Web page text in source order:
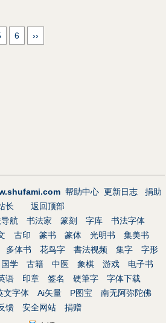
6 ››
帮助中心 更新日志
捐助
长
返回顶部
航 书法家 篆刻 字库
书法字体
古印 篆书 篆体 光明书
集美书
多体书 花鸟字 書法视频 集字
字形
国学 古籍 中医 象棋 游戏
电子书
语 印章 签名 硬筆字
字体下载
文字体 Ai矢量 P图宝
南无阿弥陀佛
馈
安全网站
捐赠